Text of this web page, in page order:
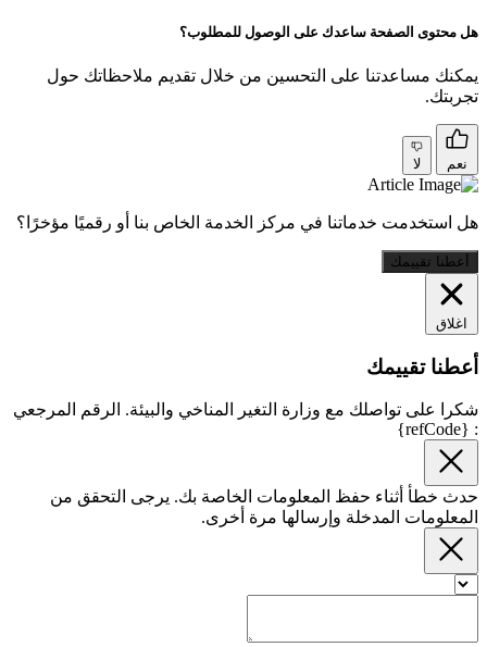
هل محتوى الصفحة ساعدك على الوصول للمطلوب؟
يمكنك مساعدتنا على التحسين من خلال تقديم ملاحظاتك حول
تجربتك.
نعم لا
هل استخدمت خدماتنا في مركز الخدمة الخاص بنا أو رقميًا مؤخرًا؟
أعطنا تقييمك
اغلاق
أعطنا تقييمك
شكرا على تواصلك مع وزارة التغير المناخي والبيئة. الرقم المرجعي
: {refCode}
حدث خطأ أثناء حفظ المعلومات الخاصة بك. يرجى التحقق من
المعلومات المدخلة وإرسالها مرة أخرى.